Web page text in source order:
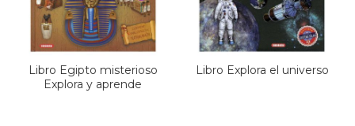
Libro Egipto misterioso
Explora y aprende
Libro Explora el universo